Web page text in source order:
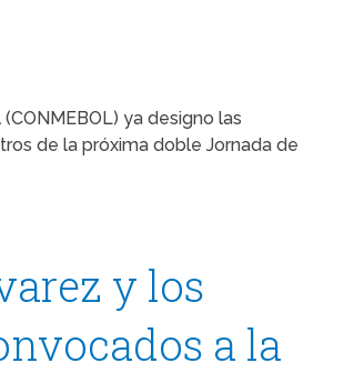
ya designo las
de la próxima doble Jornada de
y los
a la